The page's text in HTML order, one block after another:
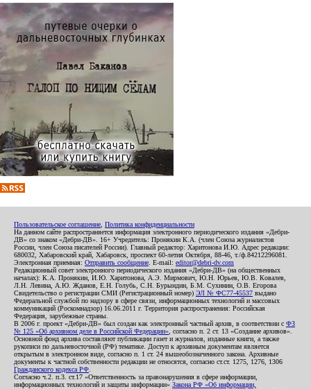
Пользовательское соглашение Политика конфиденциальности
На данном сайте распространяется информация электронного периодического издания «Дебри-
ДВ» со знаком «Дебри-ДВ». 16+ Учредитель: Пронякин К.А. (член Союза журналистов
России, член Союза писателей России). Главный редактор: Харитонова И.Ю. Адрес редакции:
680032, Хабаровский край, Хабаровск, проспект 60-летия Октября, 88-46, т./ф.84212296081.
Электронная приемная: Отправить сообщение . E-mail: editor@debri-dv.com
Редакционный совет электронного периодического издания «Дебри-ДВ» (на общественных
началах): К.А. Пронякин, И.Ю. Харитонова, А.Э. Мирмович, Ю.Н. Юрьев, Ю.В. Ковалев,
Л.Н. Левина, А.Ю. Жданов, Е.Н. Голубь, С.Н. Бурындин, Б.М. Сухинин, О.В. Егорова
Свидетельство о регистрации СМИ (Регистрационный номер) ЭЛ № ФС77-45537 выдано
Федеральной службой по надзору в сфере связи, информационных технологий и массовых
коммуникаций (Роскомнадзор) 16.06.2011 г. Территория распространения: Российская
Федерация, зарубежные страны.
В 2006 г. проект «Дебри-ДВ» был создан как электронный частный архив, в соответствии с ФЗ
№ 125 «Об архивном деле в Российской Федерации» , согласно п. 2 ст. 13 «Создание архивов».
Основной фонд архива составляют публикации газет и журналов, изданные книги, а также
рукописи по дальневосточной (РФ) тематике. Доступ к архивным документам является
открытым в электронном виде, согласно п. 1 ст. 24 вышеобозначенного закона. Архивные
документы к частной собственности редакции не относятся, согласно ст.ст. 1275, 1276, 1306
Гражданского кодекса РФ
Согласно ч.2. п.3. ст.17 «Ответственность за правонарушения в сфере информации,
информационных технологий и защиты информации» Закона РФ «Об информации,